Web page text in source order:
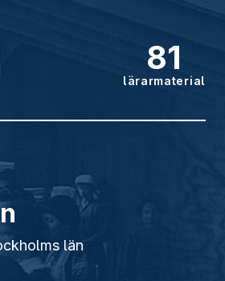
81
lärarmaterial
län